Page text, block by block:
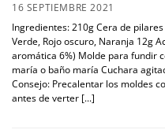
16 SEPTIEMBRE 2021
Ingredientes: 210g Cera de
Verde, Rojo oscuro, Naranja 12g
aromática 6%) Molde para fundir
maría o baño maría Cuchara
Consejo: Precalentar los moldes
antes de verter [...]